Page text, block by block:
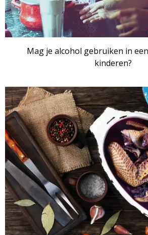
Mag je alcohol gebruiken in
kinderen?